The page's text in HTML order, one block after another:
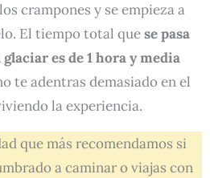
crampones y se empieza a
El tiempo total quese pasa
es de 1 hora y media
te adentras demasiado en el
la experiencia.
que más recomendamos si
a caminar o viajas con